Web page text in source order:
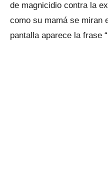
de magnicidio contra la
como su mamá se miran
pantalla aparece la frase